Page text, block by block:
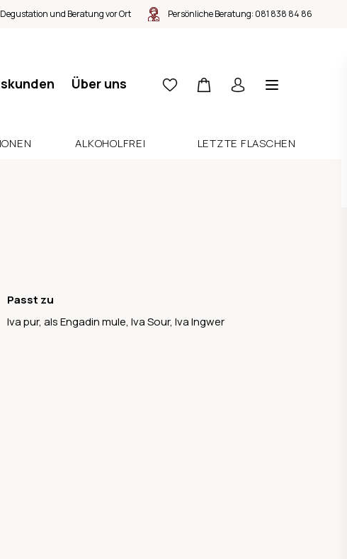
Degustation und Beratung vor Ort Persönliche Beratung: 081 838 84 86
Über uns
ALKOHOLFREI LETZTE FLASCHEN
Passt zu
Iva pur, als Engadin mule, Iva Sour, Iva Ingwer